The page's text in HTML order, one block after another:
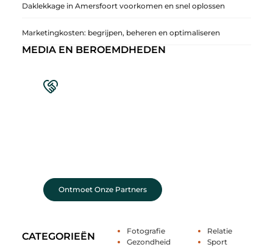
Daklekkage in Amersfoort voorkomen en snel oplossen
Marketingkosten: begrijpen, beheren en optimaliseren
CATEGORIEËN
Fotografie
Gezondheid
Relatie
Sport
MEDIA EN BEROEMDHEDEN
Ontmoet Onze Partners